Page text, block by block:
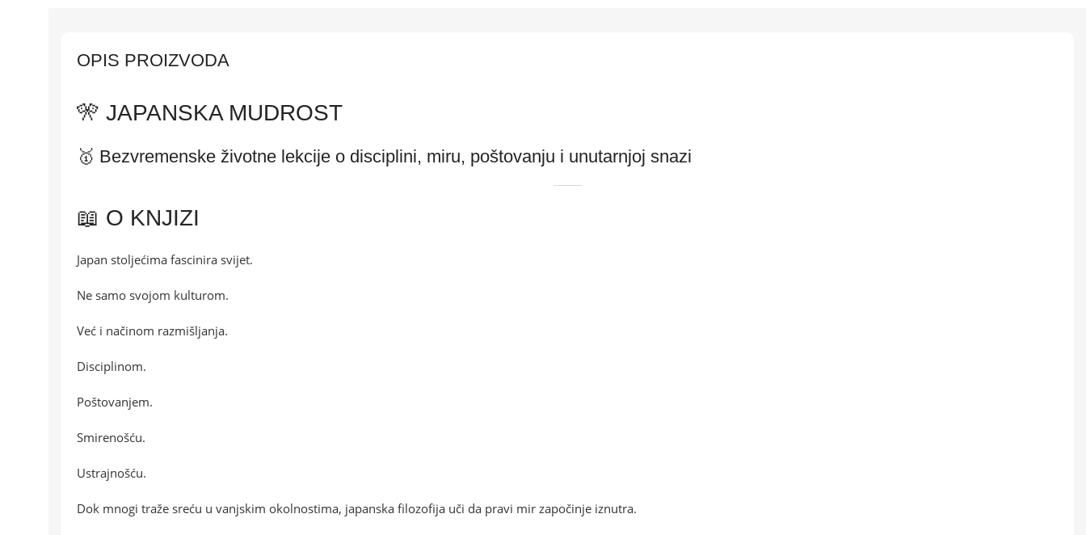
OPIS PROIZVODA
🎌 JAPANSKA MUDROST
🥇 Bezvremenske životne lekcije o disciplini, miru, poštovanju i unutarnjoj snazi
📖 O KNJIZI
Japan stoljećima fascinira svijet.
Ne samo svojom kulturom.
Već i načinom razmišljanja.
Disciplinom.
Poštovanjem.
Smirenošću.
Ustrajnošću.
Dok mnogi traže sreću u vanjskim okolnostima, japanska filozofija uči da pravi mir započinje iznutra.